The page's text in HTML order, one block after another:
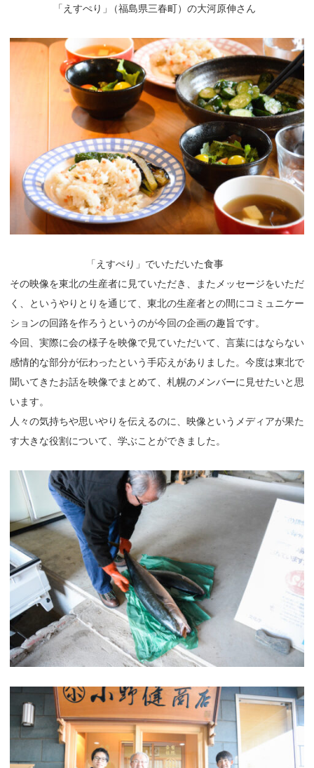
「 えすぺり 」 （福島県三春町）の大河原伸さん
「 えすぺり」でいただいた食事
その映像を東北の生産者に見ていただき、またメッセージをいただ
く、というやりとりを通じて、東北の生産者との間にコミュニケー
ションの回路を作ろうというのが今回の企画の趣旨です。
今回、実際に会の様子を映像で見ていただいて、言葉にはならない
感情的な部分が伝わったという手応えがありました。今度は東北で
聞いてきたお話を映像でまとめて、札幌のメンバーに見せたいと思
います。
人々の気持ちや思いやりを伝えるのに、映像というメディアが果た
す大きな役割について、学ぶことができました。